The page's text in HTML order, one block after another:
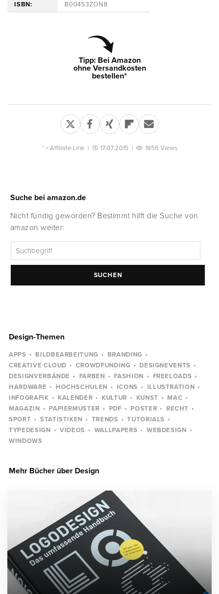
ISBN: B004S3ZON8
Tipp: Bei Amazon
ohne Versandkosten
bestellen*
* =Affiliate-Link | 17.07.2015 | 1856 Views
Suche bei amazon.de
Nicht fündig geworden? Bestimmt hilft die Suche von
amazon weiter:
SUCHEN
Design-Themen
APPS BILDBEARBEITUNG
BRANDING
CREATIVE CLOUD
CROWDFUNDING
DESIGNEVENTS
DESIGNVERBÄNDE
FARBEN FASHION
FREELOADS
HARDWARE
HOCHSCHULEN ICONS
ILLUSTRATION
INFOGRAFIK
KALENDER KULTUR KUNST
MAC
MAGAZIN
PAPIERMUSTER PDF POSTER
RECHT
SPORT
STATISTIKEN TRENDS
TUTORIALS
TYPEDESIGN
VIDEOS WALLPAPERS
WEBDESIGN
WINDOWS
Mehr Bücher über Design